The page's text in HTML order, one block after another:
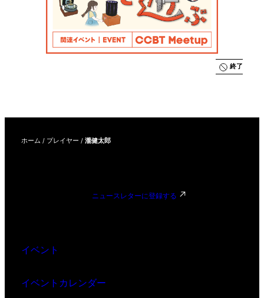
終了
ホーム / プレイヤー / 瀧健太郎
ニュースレターに登録する
イベント
イベントカレンダー